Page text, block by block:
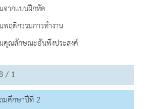
จากแบบฝึกหัด
พฤติกรรมการทำงาน
คุณลักษณะอันพึงประสงค์
/ 1
มศึกษาปีที่ 2